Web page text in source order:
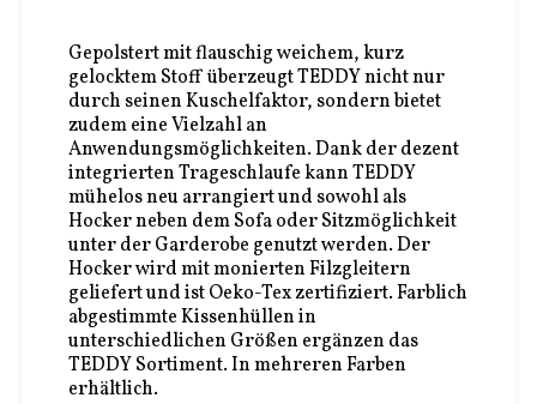
Gepolstert mit flauschig weichem, kurz
gelocktem Stoff überzeugt TEDDY nicht nur
durch seinen Kuschelfaktor, sondern bietet
zudem eine Vielzahl an
Anwendungsmöglichkeiten. Dank der dezent
integrierten Trageschlaufe kann TEDDY
mühelos neu arrangiert und sowohl als
Hocker neben dem Sofa oder Sitzmöglichkeit
unter der Garderobe genutzt werden. Der
Hocker wird mit monierten Filzgleitern
geliefert und ist Oeko-Tex zertifiziert. Farblich
abgestimmte Kissenhüllen in
unterschiedlichen Größen ergänzen das
TEDDY Sortiment. In mehreren Farben
erhältlich.